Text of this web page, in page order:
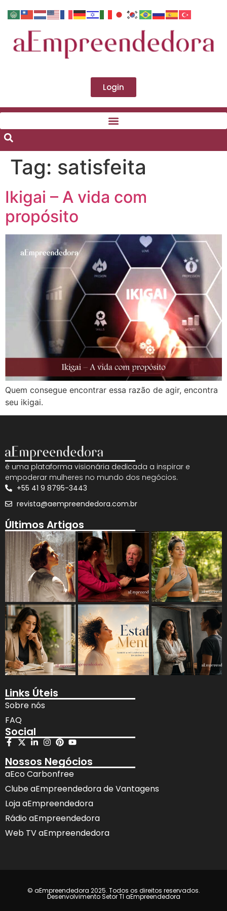
Login
Tag: satisfeita
Ikigai – A vida com
propósito
Quem consegue encontrar essa razão de agir, encontra
seu ikigai.
é uma plataforma visionária dedicada a inspirar e
empoderar mulheres no mundo dos negócios.
+55 41 9 8795-3443
revista@aempreendedora.com.br
Últimos Artigos
Links Úteis
Sobre nós
FAQ
Social
Nossos Negócios
aEco Carbonfree
Clube aEmpreendedora de Vantagens
Loja aEmpreendedora
Rádio aEmpreendedora
Web TV aEmpreendedora
© aEmpreendedora 2025. Todos os direitos reservados.
Desenvolvimento Setor TI aEmpreendedora